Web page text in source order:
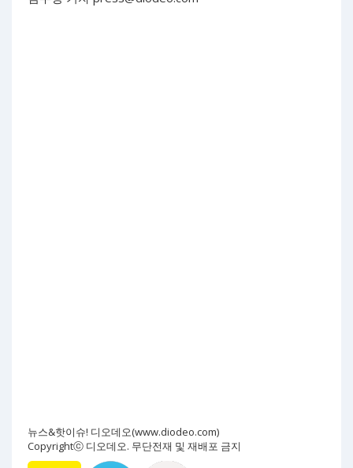
뉴스&핫이슈! 디오데오(www.diodeo.com)
Copyrightⓒ 디오데오. 무단전재 및 재배포 금지